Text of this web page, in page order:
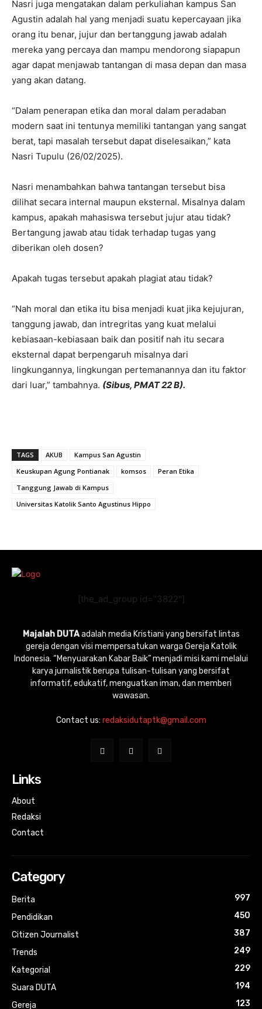
Nasri juga mengatakan dalam perkuliahan kampus San
Agustin adalah hal yang menjadi suatu kepercayaan jika
orang itu benar, jujur dan bertanggung jawab adalah
mereka yang percaya dan mampu mendorong siapapun
agar dapat menjawab tantangan di masa depan dan masa
yang akan datang.
“Dalam penerapan etika dan moral dalam peradaban
modern saat ini tentunya memiliki tantangan yang sangat
berat, tapi masalah tersebut dapat diselesaikan,” kata
Nasri Tupulu (26/02/2025).
Nasri menambahkan bahwa tantangan tersebut bisa
dilihat secara internal maupun eksternal. Misalnya dalam
kampus, apakah mahasiswa tersebut jujur atau tidak?
Bertangung jawab atau tidak terhadap tugas yang
diberikan oleh dosen?
Apakah tugas tersebut apakah plagiat atau tidak?
“Nah moral dan etika itu bisa menjadi kuat jika kejujuran,
tanggung jawab, dan intregritas yang kuat melalui
kebiasaan-kebiasaan baik dan positif nah itu secara
eksternal dapat berpengaruh misalnya dari
lingkungannya, lingkungan pertemanannya dan itu faktor
dari luar,” tambahnya. (Sibus, PMAT 22 B).
TAGS AKUB
Kampus San Agustin
Keuskupan Agung Pontianak
komsos
Peran Etika
Tanggung Jawab di Kampus
Universitas Katolik Santo Agustinus Hippo
[the_ad_group id="3822"]
Majalah DUTAadalah media Kristiani yang bersifat lintas
gereja dengan visi mempersatukan warga Gereja Katolik
Indonesia. “Menyuarakan Kabar Baik” menjadi misi kami melalui
karya jurnalistik berupa tulisan-tulisan yang bersifat
informatif, edukatif, menguatkan iman, dan memberi
wawasan.
Contact us: redaksidutaptk@gmail.com
Links
About
Redaksi
Contact
Category
Berita
997
Pendidikan
450
Citizen Journalist
387
Trends
249
Kategorial
229
Suara DUTA
194
Gereja
123